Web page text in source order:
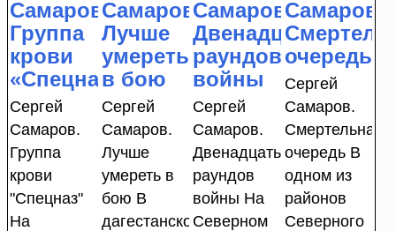
Самаров.
Группа
крови
«Спецназ»
Сергей
Самаров.
Группа
крови
"Спецназ"
На
Самаров.
Лучше
умереть
в бою
Сергей
Самаров.
Лучше
умереть в
бою В
дагестанское
Самаров.
Двенадцать
раундов
войны
Сергей
Самаров.
Двенадцать
раундов
войны На
Северном
Самаров.
очередь
Сергей
Самаров.
Смертельная
очередь В
одном из
районов
Северного